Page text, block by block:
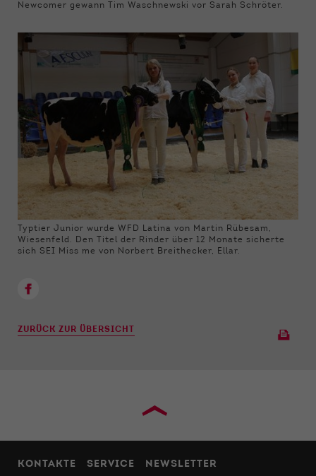
Newcomer gewann Tim Waschnewski vor Sarah Schröter.
Typtier Junior wurde WFD Latina von Martin Rübesam,
Wiesenfeld. Den Titel der Rinder über 12 Monate sicherte
sich SEI Miss me von Norbert Breithecker, Ellar.
ZURÜCK ZUR ÜBERSICHT
›
KONTAKTE SERVICE NEWSLETTER